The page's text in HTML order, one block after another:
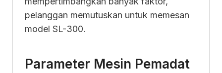
pelanggan memutuskan untuk memesan
model SL-300.
Parameter Mesin Pemadat